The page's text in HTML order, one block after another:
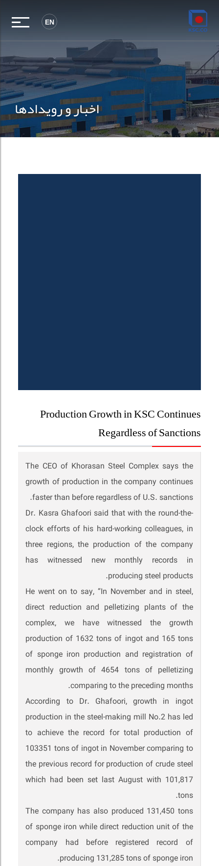
EN
اخبار و رویدادها
Production Growth in KSC Continues
Regardless of Sanctions
The CEO of Khorasan Steel Complex says the
growth of production in the company continues
faster than before regardless of U.S. sanctions.
Dr. Kasra Ghafoori said that with the round-the-
clock efforts of his hard-working colleagues, in
three regions, the production of the company
has witnessed new monthly records in
producing steel products.
He went on to say, “In November and in steel,
direct reduction and pelletizing plants of the
complex, we have witnessed the growth
production of 1632 tons of ingot and 165 tons
of sponge iron production and registration of
monthly growth of 4654 tons of pelletizing
comparing to the preceding months.
According to Dr. Ghafoori, growth in ingot
production in the steel-making mill No.2 has led
to achieve the record for total production of
103351 tons of ingot in November comparing to
the previous record for production of crude steel
which had been set last August with 101,817
tons.
The company has also produced 131,450 tons
of sponge iron while direct reduction unit of the
company had before registered record of
producing 131,285 tons of sponge iron.